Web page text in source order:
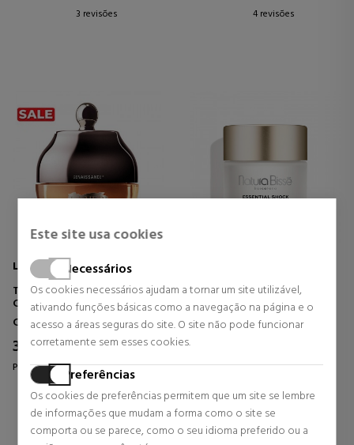
Este site usa cookies
Necessários
Os cookies necessários ajudam a tornar um site utilizável,
ativando funções básicas como a navegação na página e o
acesso a áreas seguras do site. O site não pode funcionar
corretamente sem esses cookies.
Preferências
Os cookies de preferências permitem que um site se lembre
de informações que mudam a forma como o site se
comporta ou se parece, como o seu idioma preferido ou a
3 revisões
4 revisões
LA MER
THE EYE & EXPRESSION
CREAM
CONTORNO DOS OLHOS E
LÁBIOS
Contorno dos olhos
332,56 €
Preço habitual 500,09 €
6 revisões
ESSENTIAL SHOCK INTENSE
DOUBLE ACTION CREAM
Cosméticos Faciais
73,80 €
Preço habitual 82,00 €
11 revisões